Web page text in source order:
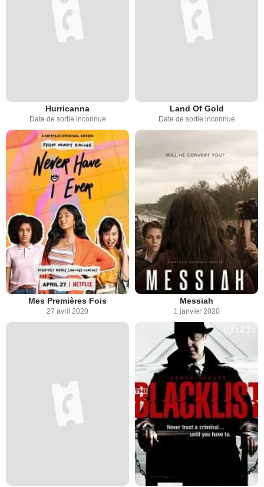
Hurricanna
Date de sortie inconnue
Land Of Gold
Date de sortie inconnue
Mes Premières Fois
27 avril 2020
Messiah
1 janvier 2020